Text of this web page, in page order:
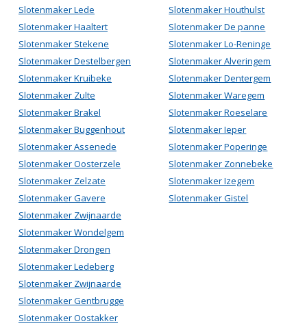
Slotenmaker Lede
Slotenmaker Haaltert
Slotenmaker Stekene
Slotenmaker Destelbergen
Slotenmaker Kruibeke
Slotenmaker Zulte
Slotenmaker Brakel
Slotenmaker Buggenhout
Slotenmaker Assenede
Slotenmaker Oosterzele
Slotenmaker Zelzate
Slotenmaker Gavere
Slotenmaker Zwijnaarde
Slotenmaker Wondelgem
Slotenmaker Drongen
Slotenmaker Ledeberg
Slotenmaker Zwijnaarde
Slotenmaker Gentbrugge
Slotenmaker Oostakker
Slotenmaker Houthulst
Slotenmaker De panne
Slotenmaker Lo-Reninge
Slotenmaker Alveringem
Slotenmaker Dentergem
Slotenmaker Waregem
Slotenmaker Roeselare
Slotenmaker Ieper
Slotenmaker Poperinge
Slotenmaker Zonnebeke
Slotenmaker Izegem
Slotenmaker Gistel